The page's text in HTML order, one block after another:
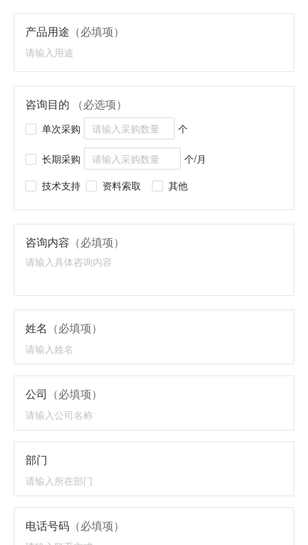
产品用途 （必填项）
咨询目的 （必选项）
单次采购 个
长期采购
个/月
技术支持
资料索取 其他
咨询内容 （必填项）
姓名 （必填项）
公司 （必填项）
部门
电话号码 （必填项）